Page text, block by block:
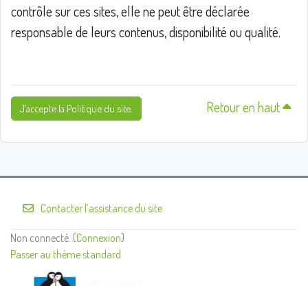
contrôle sur ces sites, elle ne peut être déclarée
responsable de leurs contenus, disponibilité ou qualité.
J’accepte la Politique du site. Retour en haut
Contacter l’assistance du site
Non connecté. (Connexion)
Passer au thème standard